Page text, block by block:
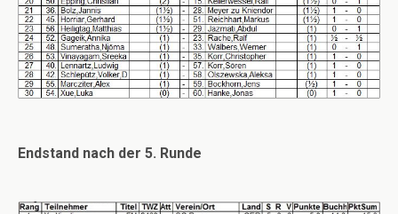
Endstand nach der 5. Runde